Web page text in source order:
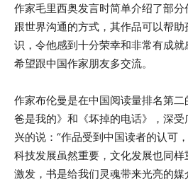
作家毛里西奥发言时简单介绍了部
跟世界沟通的方式，其作品可以帮
识，令他感到十分荣幸和非常有成
希望跟中国作家朋友多交流。
作家布伦曼是在中国阅读量排名第
爸是我的》和《坏掉的电话》，深
兴的说：“作品受到中国读者的认可
科技发展虽然重要，文化发展也同
激发，书是给我们灵魂带来光亮的